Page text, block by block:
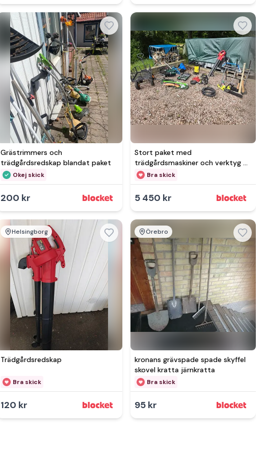
Grästrimmers och
trädgårdsredskap blandat paket
Okej skick
200 kr
Stort paket med
trädgårdsmaskiner och verktyg –
säljes komplett eller styckvis
Bra skick
5 450 kr
Helsingborg
Trädgårdsredskap
Bra skick
120 kr
Örebro
kronans grävspade spade skyffel
skovel kratta järnkratta
Bra skick
95 kr